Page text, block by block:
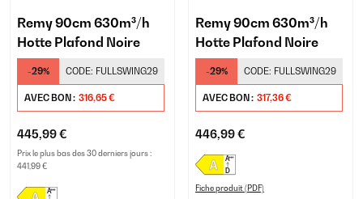
Remy 90cm 630m³/h
Hotte Plafond Noire
-29% CODE: FULLSWING29
AVEC BON : 316,65 €
445,99 €
Prix le plus bas des 30 derniers jours :
441,99 €
Remy 90cm 630m³/h
Hotte Plafond Noire
-29% CODE: FULLSWING29
AVEC BON : 317,36 €
446,99 €
Fiche produit (PDF)